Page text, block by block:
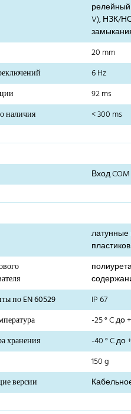
релейный
V), НЗК/
20 mm
6 Hz
92 ms
наличия
< 300 ms
Вход
латунные
по EN 60529
IP 67
-25 ° C до
хранения
-40 ° C до
150 g
версии